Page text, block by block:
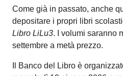
Come già in passato, anche
depositare i propri libri
Libro LiLu3. I volumi saranno
settembre a metà prezzo.
Il Banco del Libro è